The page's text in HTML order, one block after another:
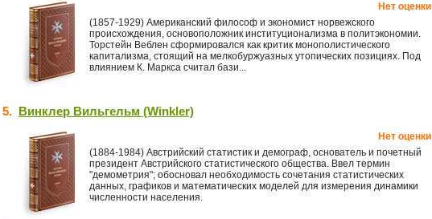
Нет оценки
(1857-1929) Американский философ и экономист норвежского
происхождения, основоположник институционализма в политэкономии.
Торстейн Веблен сформировался как критик монополистического
капитализма, стоящий на мелкобуржуазных утопических позициях. Под
влиянием К. Маркса считал бази...
5. Винклер Вильгельм (Winkler)
Нет оценки
(1884-1984) Австрийский статистик и демограф, основатель и почетный
президент Австрийского статистического общества. Ввел термин
"демометрия"; обосновал необходимость сочетания статистических
данных, графиков и математических моделей для измерения динамики
численности населения.